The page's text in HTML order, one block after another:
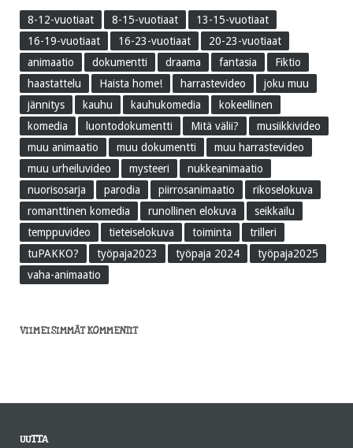
8-12-vuotiaat 8-15-vuotiaat
13-15-vuotiaat
16-19-vuotiaat
16-23-vuotiaat
20-23-vuotiaat
animaatio
dokumentti draama fantasia
Fiktio
haastattelu
Haista home! harrastevideo
joku muu
jännitys
kauhu kauhukomedia
kokeellinen
komedia
luontodokumentti Mitä välii?
musiikkivideo
muu animaatio
muu dokumentti
muu harrastevideo
muu urheiluvideo
mysteeri
nukkeanimaatio
nuorisosarja
parodia piirrosanimaatio
rikoselokuva
romanttinen komedia
runollinen elokuva
seikkailu
temppuvideo
tieteiselokuva toiminta
trilleri
tuPAKKO?
työpaja2023 työpaja 2024
työpaja2025
vaha-animaatio
VIIMEISIMMÄT KOMMENTIT
UUTTA